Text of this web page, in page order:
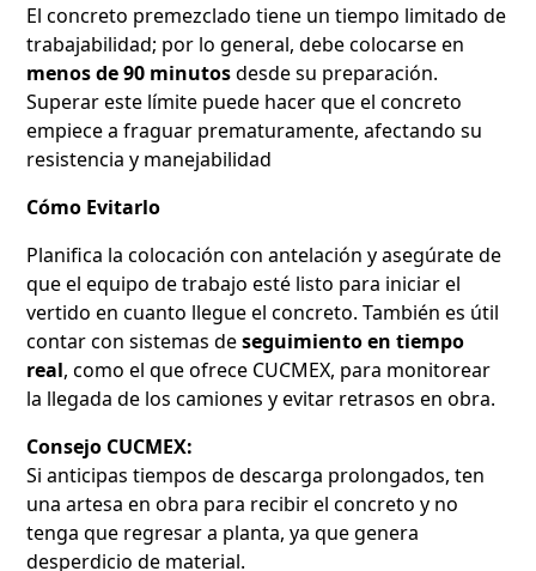
El concreto premezclado tiene un tiempo limitado de
trabajabilidad; por lo general, debe colocarse en
menos de 90 minutosdesde su preparación.
Superar este límite puede hacer que el concreto
empiece a fraguar prematuramente, afectando su
resistencia y manejabilidad
Cómo Evitarlo
Planifica la colocación con antelación y asegúrate de
que el equipo de trabajo esté listo para iniciar el
vertido en cuanto llegue el concreto. También es útil
contar con sistemas deseguimiento en tiempo
real, como el que ofrece CUCMEX, para monitorear
la llegada de los camiones y evitar retrasos en obra.
Consejo CUCMEX:
Si anticipas tiempos de descarga prolongados, ten
una artesa en obra para recibir el concreto y no
tenga que regresar a planta, ya que genera
desperdicio de material.